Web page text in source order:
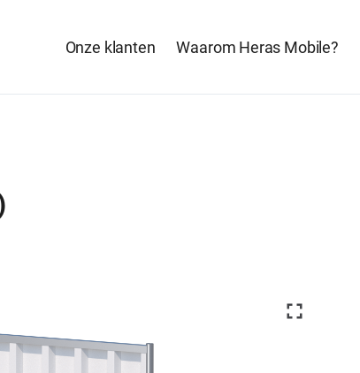
Onze klanten Waarom Heras Mobile?